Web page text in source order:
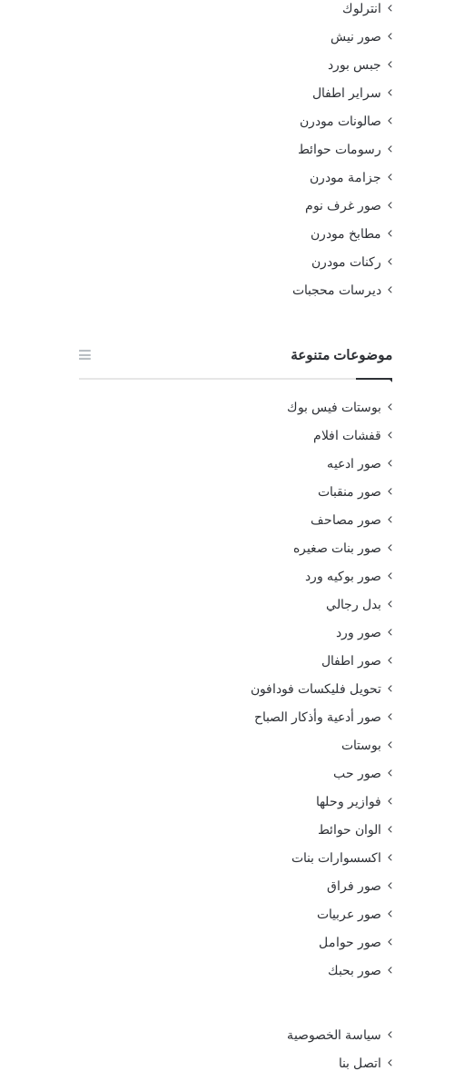
انترلوك
صور نيش
جبس بورد
سراير اطفال
صالونات مودرن
رسومات حوائط
جزامة مودرن
صور غرف نوم
مطابخ مودرن
ركنات مودرن
ديرسات محجبات
موضوعات متنوعة
بوستات فيس بوك
قفشات افلام
صور ادعيه
صور منقبات
صور مصاحف
صور بنات صغيره
صور بوكيه ورد
بدل رجالي
صور ورد
صور اطفال
تحويل فليكسات فودافون
صور أدعية وأذكار الصباح
بوستات
صور حب
فوازير وحلها
الوان حوائط
اكسسوارات بنات
صور فراق
صور عربيات
صور حوامل
صور بحبك
سياسة الخصوصية
اتصل بنا